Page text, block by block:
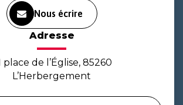
Nous écrire
Adresse
place de l’Église, 85260
L’Herbergement